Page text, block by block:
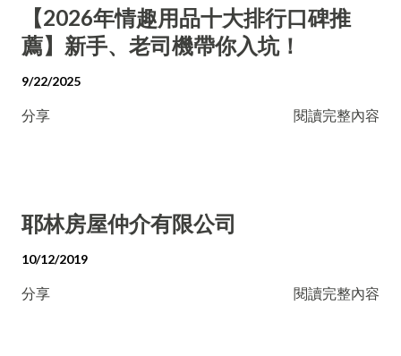
【2026年情趣用品十大排行口碑推
薦】新手、老司機帶你入坑！
9/22/2025
分享 閱讀完整內容
耶林房屋仲介有限公司
10/12/2019
分享 閱讀完整內容